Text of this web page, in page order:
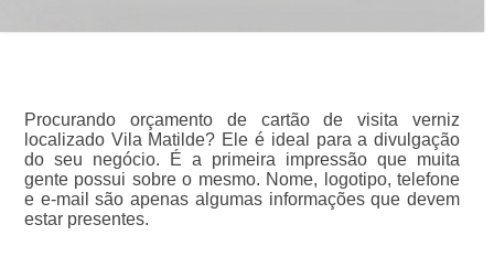
Procurando orçamento de cartão de visita verniz
localizado Vila Matilde? Ele é ideal para a divulgação
do seu negócio. É a primeira impressão que muita
gente possui sobre o mesmo. Nome, logotipo, telefone
e e-mail são apenas algumas informações que devem
estar presentes.